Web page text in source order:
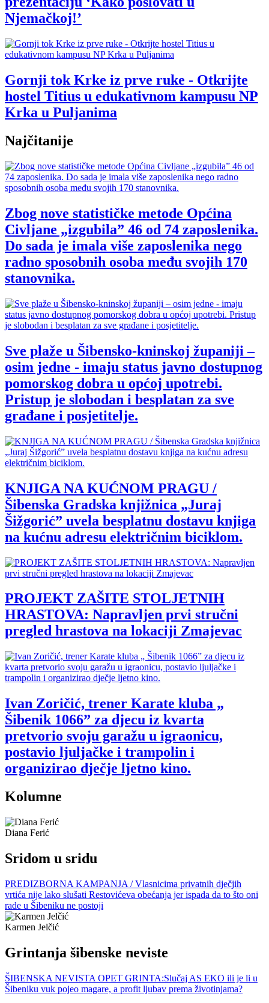
Njemačkoj!’
Gornji tok Krke iz prve ruke - Otkrijte
hostel Titius u edukativnom kampusu NP
Krka u Puljanima
Najčitanije
Zbog nove statističke metode Općina
Civljane „izgubila” 46 od 74 zaposlenika.
Do sada je imala više zaposlenika nego
radno sposobnih osoba među svojih 170
stanovnika.
Sve plaže u Šibensko-kninskoj županiji –
osim jedne - imaju status javno dostupnog
pomorskog dobra u općoj upotrebi.
Pristup je slobodan i besplatan za sve
građane i posjetitelje.
KNJIGA NA KUĆNOM PRAGU /
Šibenska Gradska knjižnica „Juraj
Šižgorić” uvela besplatnu dostavu knjiga
na kućnu adresu električnim biciklom.
PROJEKT ZAŠITE STOLJETNIH
HRASTOVA: Napravljen prvi stručni
pregled hrastova na lokaciji Zmajevac
Ivan Zoričić, trener Karate kluba „
Šibenik 1066” za djecu iz kvarta
pretvorio svoju garažu u igraonicu,
postavio ljuljačke i trampolin i
organizirao dječje ljetno kino.
Kolumne
Diana Ferić
Sridom u sridu
PREDIZBORNA KAMPANJA / Vlasnicima privatnih dječjih
vrtića nije lako slušati Restovićeva obećanja jer ispada da to što oni
rade u Šibeniku ne postoji
Karmen Jelčić
Grintanja šibenske neviste
ŠIBENSKA NEVISTA OPET GRINTA:Slučaj AS EKO ili je li u
Šibeniku vuk pojeo magare, a profit ljubav prema životinjama?